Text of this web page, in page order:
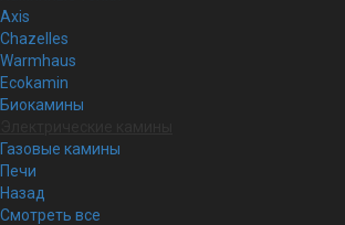
Axis
Chazelles
Warmhaus
Ecokamin
Биокамины
Газовые камины
Печи
Назад
Смотреть все